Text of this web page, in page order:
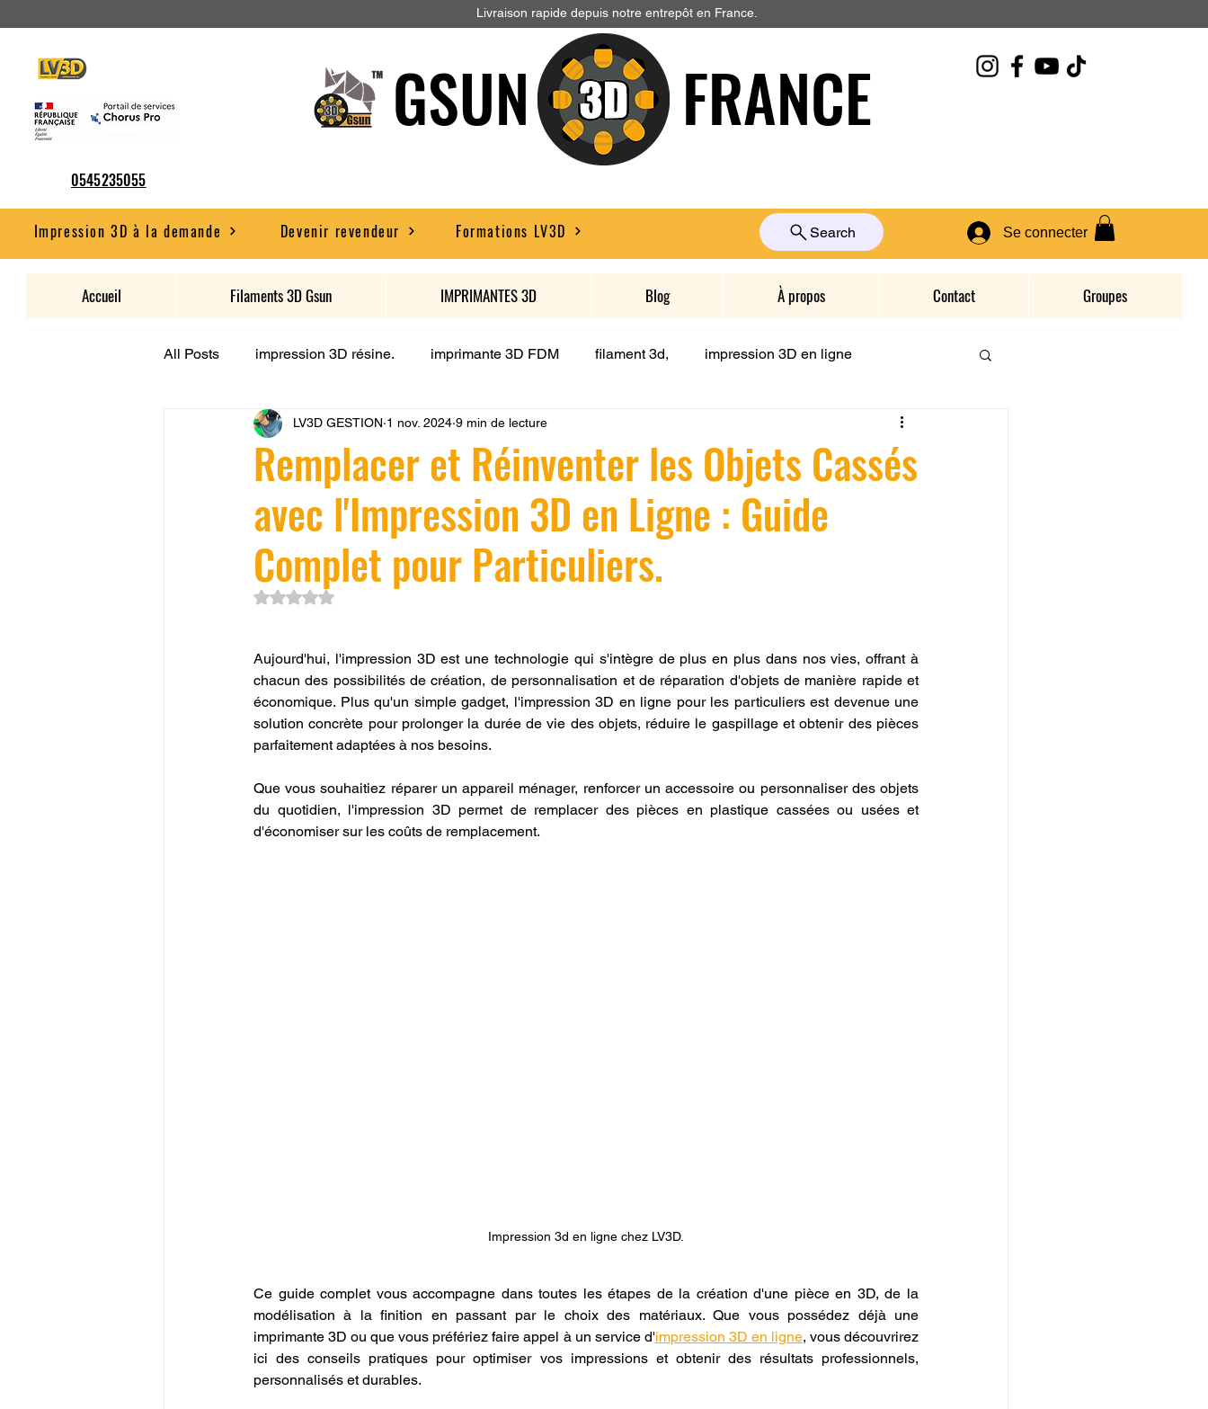
Livraison rapide depuis notre entrepôt en France.
0545235055
GSUN FRANCE
Impression 3D à la demande Devenir revendeur Formations LV3D Se connecter
Search
Accueil Filaments 3D Gsun IMPRIMANTES 3D Blog À propos Contact Groupes
All Posts impression 3D résine. imprimante 3D FDM filament 3d, impression 3D en ligne
CONCESSION LV3D JEU LV3D Formation
Formation à l'impression 3D CPF impression 3D à la demande Formation 3D en ligne.
filament 3D Refaire une piece en 3D Filament PETG
fusion 360 fusion 360 Formation CREALITY PRINT
Remplacer et Réinventer les Objets Cassés
avec l'Impression 3D en Ligne : Guide
Complet pour Particuliers.
LV3D GESTION 1 nov. 2024 9 min de lecture
Noté NaN étoiles sur 5.
Aujourd'hui, l'impression 3D est une technologie qui s'intègre de plus en plus dans nos vies, offrant à
chacun des possibilités de création, de personnalisation et de réparation d'objets de manière rapide et
économique. Plus qu'un simple gadget, l'impression 3D en ligne pour les particuliers est devenue une
solution concrète pour prolonger la durée de vie des objets, réduire le gaspillage et obtenir des pièces
parfaitement adaptées à nos besoins.
Que vous souhaitiez réparer un appareil ménager, renforcer un accessoire ou personnaliser des objets
du quotidien, l'impression 3D permet de remplacer des pièces en plastique cassées ou usées et
d'économiser sur les coûts de remplacement.
Impression 3d en ligne chez LV3D.
Ce guide complet vous accompagne dans toutes les étapes de la création d'une pièce en 3D, de la
modélisation à la finition en passant par le choix des matériaux. Que vous possédez déjà une
imprimante 3D ou que vous préfériez faire appel à un service d'impression 3D en ligne, vous découvrirez
ici des conseils pratiques pour optimiser vos impressions et obtenir des résultats professionnels,
personnalisés et durables.